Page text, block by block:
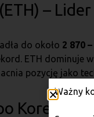
–
do około 2 870
ETH dominuje
pozycję jako
Korekcie
Ważny